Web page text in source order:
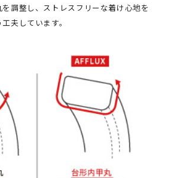
調整し、ストレスフリーな着け心地を
夫しています。